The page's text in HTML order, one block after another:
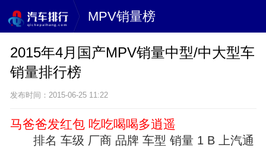
MPV销量榜
2015年4月国产MPV销量中型/中大型车
销量排行榜
发布时间：2015-06-25 11:22
马爸爸发红包 吃吃喝喝多逍遥
排名 车级 厂商 品牌 车型 销量 1 B 上汽通